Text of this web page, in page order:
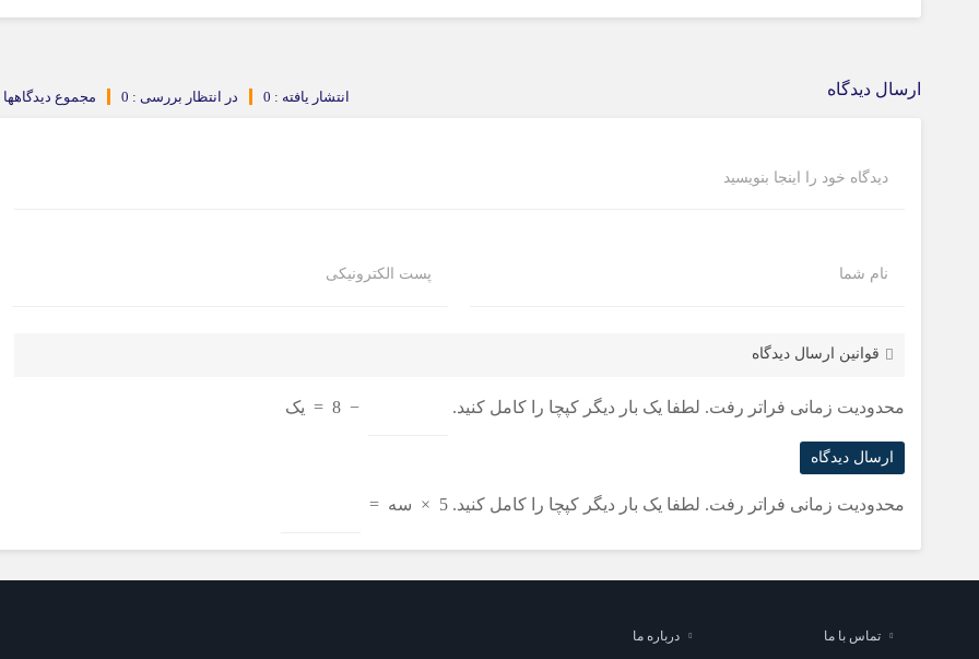
ارسال دیدگاه مجموع دیدگاهها در انتظار بررسی : 0 انتشار یافته : 0
دیدگاه خود را اینجا بنویسید
نام شما پست الکترونیکی
قوانین ارسال دیدگاه
محدودیت زمانی فراتر رفت. لطفا یک بار دیگر کپچا را کامل کنید. −
8
= یک
محدودیت زمانی فراتر رفت. لطفا یک بار دیگر کپچا را کامل کنید. 5
× سه =
تماس با ما درباره ما